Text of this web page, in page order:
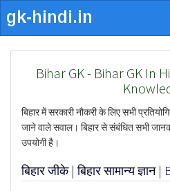
Bihar GK - Bihar GK In
बिहार में सरकारी नौकरी के लिए सभी
जाने वाले सवाल। बिहार से संबंधित सभी
उपयोगी है।
बिहार जीके | बिहार सामान्य